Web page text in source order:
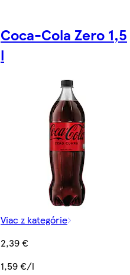
Coca-Cola Zero 1,5
l
Viac z kategórie
2,39 €
1,59 €/l